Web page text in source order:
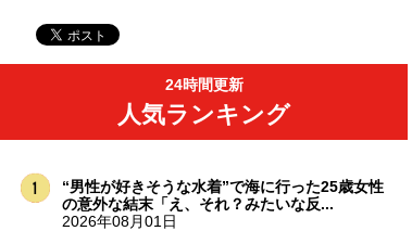
24時間更新
人気ランキング
“男性が好きそうな水着”で海に行った25歳女性
の意外な結末「え、それ？みたいな反...
2026年08月01日